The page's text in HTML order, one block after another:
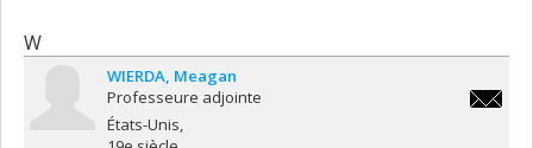
W
WIERDA Meagan
Professeure adjointe
États-Unis